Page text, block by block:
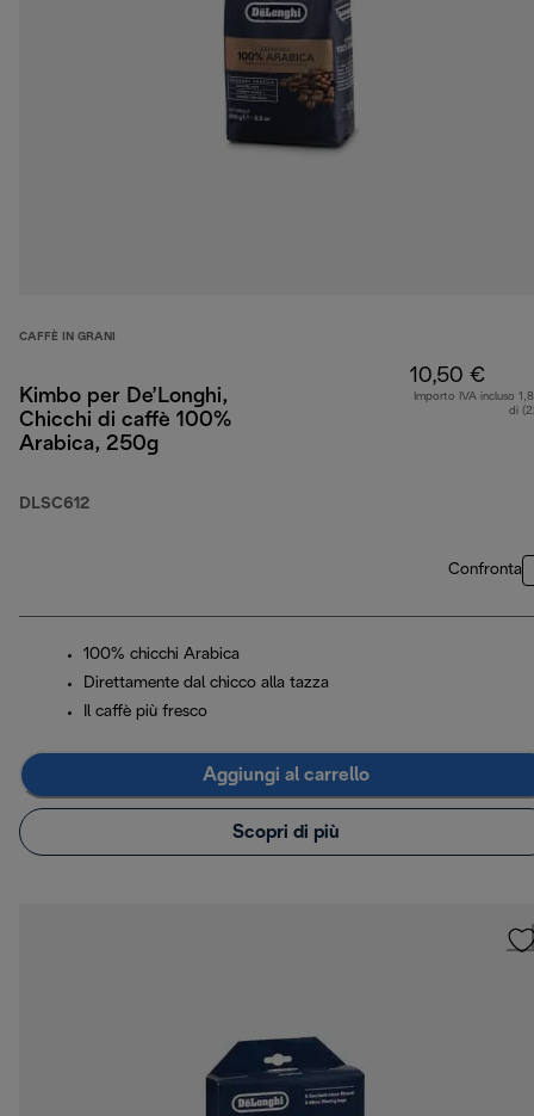
CAFFÈ IN GRANI
Kimbo per De’Longhi,
Chicchi di caffè 100%
Arabica, 250g
DLSC612
10,50 €
Importo IVA incluso
di
Confronta
100% chicchi Arabica
Direttamente dal chicco alla tazza
Il caffè più fresco
Aggiungi al carrello
Scopri di più